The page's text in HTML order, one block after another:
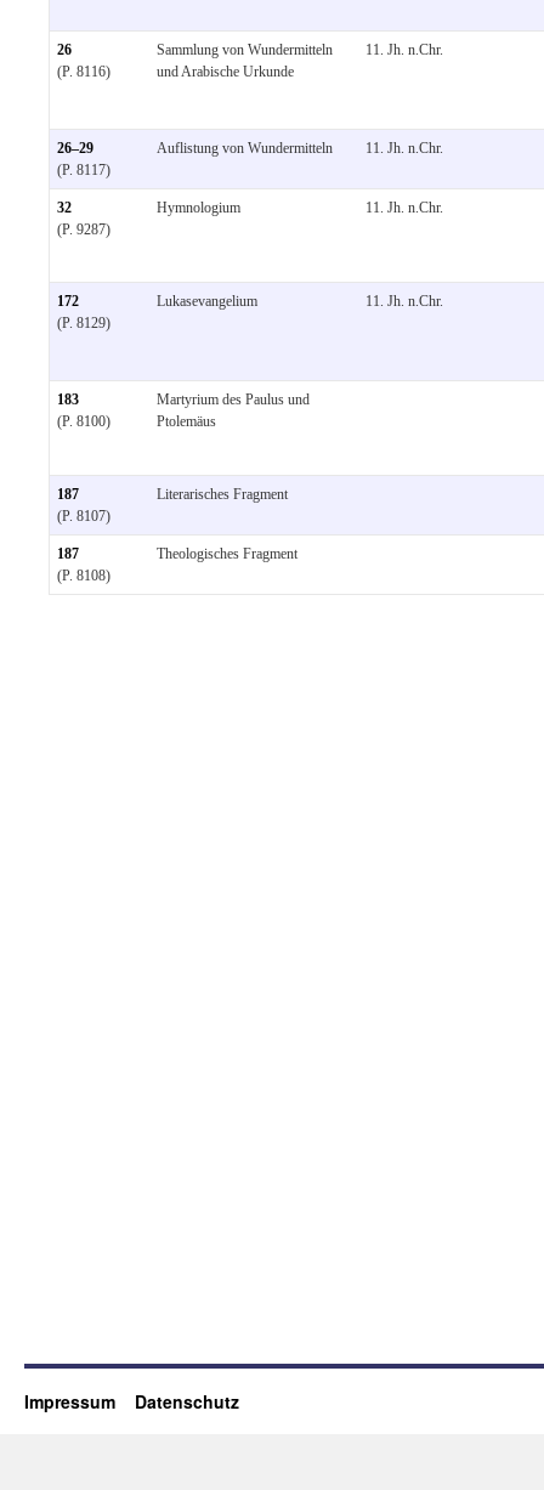
26
(P. 8116)
Sammlung von Wundermitteln
und Arabische Urkunde
11. Jh. n.Chr.
26–29
(P. 8117)
Auflistung von Wundermitteln 11. Jh. n.Chr.
32
(P. 9287)
Hymnologium 11. Jh. n.Chr.
172
(P. 8129)
Lukasevangelium 11. Jh. n.Chr.
183
(P. 8100)
Martyrium des Paulus und
Ptolemäus
187
(P. 8107)
Literarisches Fragment
187
(P. 8108)
Theologisches Fragment
Impressum Datenschutz